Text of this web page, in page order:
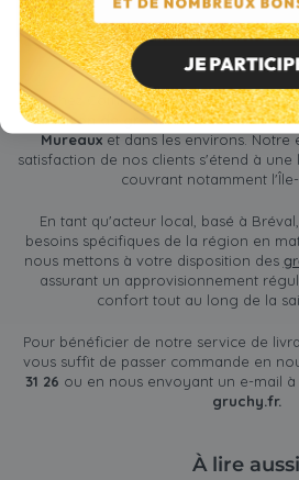
Chez Combustibles Gruchy, nous
livraison de granulés de bois et de
Mureauxet dans les environs. Notre
satisfaction de nos clients s'étend à
couvrant notamment l'Île-
En tant qu'acteur local, basé à
besoins spécifiques de la région en
nous mettons à votre disposition des
assurant un approvisionnement
confort tout au long de la
Pour bénéficier de notre service de
vous suffit de passer commande en
31 26 ou en nous envoyant un e-mail à
gruchy.fr.
À lire aussi